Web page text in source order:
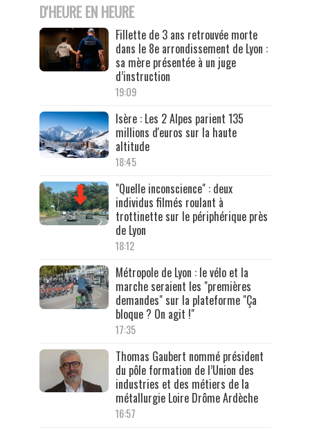
D'HEURE EN HEURE
Fillette de 3 ans retrouvée morte
dans le 8e arrondissement de Lyon :
sa mère présentée à un juge
d’instruction
19:09
Isère : Les 2 Alpes parient 135
millions d'euros sur la haute
altitude
18:45
"Quelle inconscience" : deux
individus filmés roulant à
trottinette sur le périphérique près
de Lyon
18:12
Métropole de Lyon : le vélo et la
marche seraient les "premières
demandes" sur la plateforme "Ça
bloque ? On agit !"
17:35
Thomas Gaubert nommé président
du pôle formation de l’Union des
industries et des métiers de la
métallurgie Loire Drôme Ardèche
16:57